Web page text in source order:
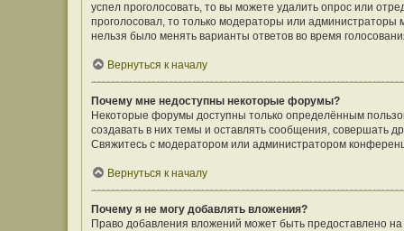
успел проголосовать, то вы можете удалить опрос или
проголосовал, то только модераторы или администраторы
нельзя было менять варианты ответов во время
Вернуться к началу
Почему мне недоступны некоторые форумы?
Некоторые форумы доступны только определённым
создавать в них темы и оставлять сообщения, совершать
Свяжитесь с модератором или администратором
Вернуться к началу
Почему я не могу добавлять вложения?
Право добавления вложений может быть предоставлено